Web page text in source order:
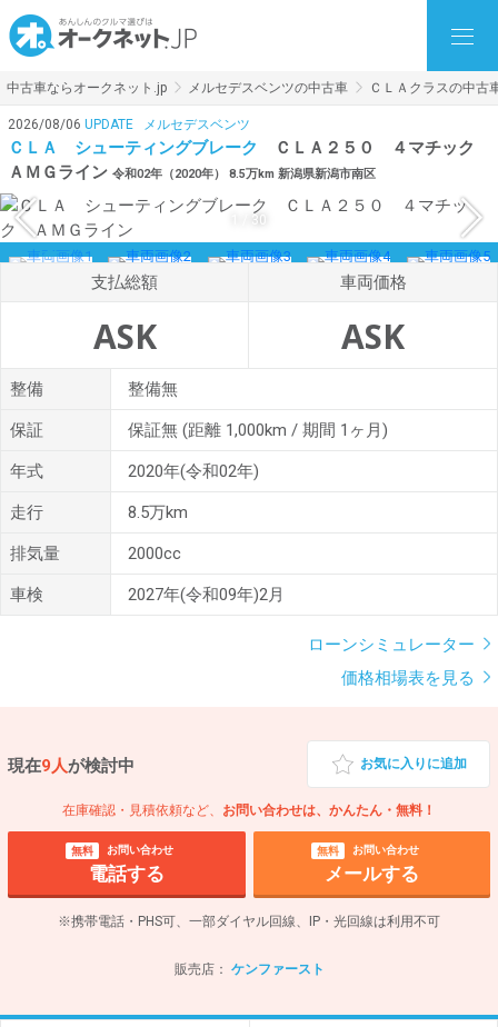
中古車ならオークネット.jp メルセデスベンツの中古車 ＣＬＡクラスの中古
2026/08/06 UPDATE メルセデスベンツ
ＣＬＡ シューティングブレーク
ＣＬＡ２５０ ４マチック
ＡＭＧライン 令和02年（2020年） 8.5万km 新潟県新潟市南区
30
支払総額
ASK
車両価格
ASK
整備 整備無
保証 保証無 (距離 1,000km / 期間 1ヶ月)
年式 2020年(令和02年)
走行 8.5万km
排気量 2000cc
車検 2027年(令和09年)2月
ローンシミュレーター
価格相場表を見る
現在9人が検討中 お気に入りに追加
在庫確認・見積依頼など、 お問い合わせは、かんたん・無料！
無料 お問い合わせ
電話する
無料 お問い合わせ
メールする
※携帯電話・PHS可、一部ダイヤル回線、IP・光回線は利用不可
販売店： ケンファースト